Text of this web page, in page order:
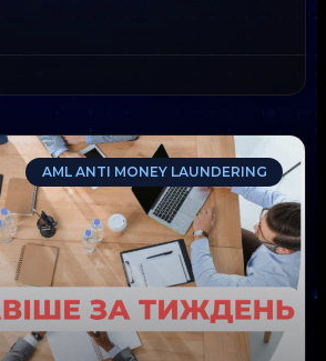
AML ANTI MONEY LAUNDERING